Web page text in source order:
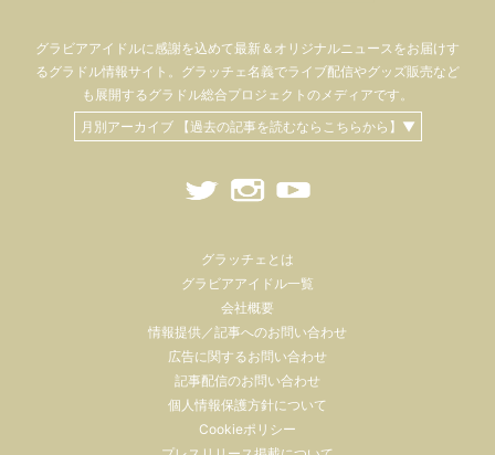
グラビアアイドルに感謝を込めて最新＆オリジナルニュースをお届けす
るグラドル情報サイト。 グラッチェ名義でライブ配信やグッズ販売など
も 展開するグラドル総合プロジェクトのメディアです。
月別アーカイブ 【過去の記事を読むならこちらから】▼
グラッチェとは
グラビアアイドル一覧
会社概要
情報提供／記事へのお問い合わせ
広告に関するお問い合わせ
記事配信のお問い合わせ
個人情報保護方針について
Cookieポリシー